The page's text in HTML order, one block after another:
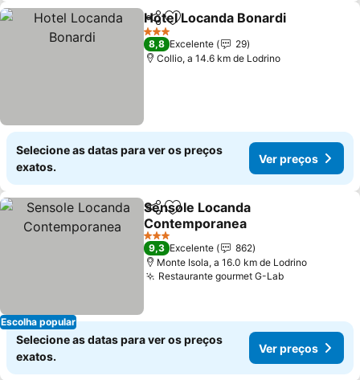
PartilharAdicionar aos favoritos
Hotel Locanda Bonardi
3 Estrelas
8,8 Excelente
29
Collio, a 14.6 km de Lodrino
Selecione as datas para ver os preços
exatos.
Ver preços
Escolha popular
PartilharAdicionar aos favoritos
Sensole Locanda
Contemporanea
Ver preços
3 Estrelas
9,3 Excelente
862
Monte Isola, a 16.0 km de Lodrino
Restaurante gourmet G-LabVer preços
Selecione as datas para ver os preços
exatos.
Ver preços